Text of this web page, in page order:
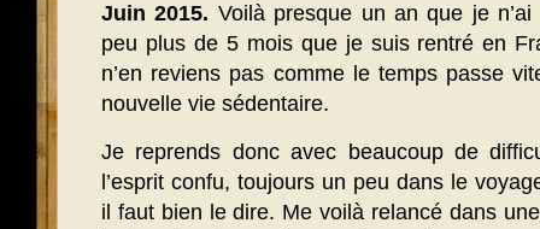
Juin 2015. Voilà presque un an que je
peu plus de 5 mois que je suis rentré en
n’en reviens pas comme le temps passe
nouvelle vie sédentaire.
Je reprends donc avec beaucoup de
l’esprit confu, toujours un peu dans le
il faut bien le dire. Me voilà relancé dans